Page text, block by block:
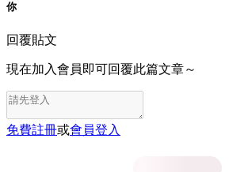
你
回覆貼文
現在加入會員即可回覆此篇文章～
免費註冊或會員登入